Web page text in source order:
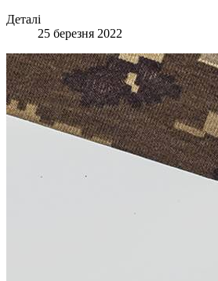
Деталі
25 березня 2022